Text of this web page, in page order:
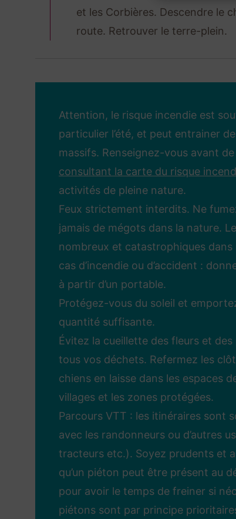
et les Corbières. Descendre le
route. Retrouver le terre-plein.
Attention, le risque incendie est
particulier l’été, et peut entrainer
massifs. Renseignez-vous avant
consultant la carte du risque
activités de pleine nature.
Feux strictement interdits. Ne
jamais de mégots dans la nature.
nombreux et catastrophiques dans
cas d’incendie ou d’accident :
à partir d’un portable.
Protégez-vous du soleil et
quantité suffisante.
Évitez la cueillette des fleurs et
tous vos déchets. Refermez les
chiens en laisse dans les espaces
villages et les zones protégées.
Parcours VTT : les itinéraires sont
avec les randonneurs ou d’autres
tracteurs etc.). Soyez prudents et
qu’un piéton peut être présent au
pour avoir le temps de freiner si
piétons sont par principe